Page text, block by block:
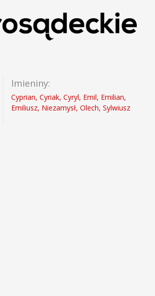
Imieniny:
Cyprian, Cyriak, Cyryl, Emil, Emilian,
Emiliusz, Niezamysł, Olech, Sylwiusz